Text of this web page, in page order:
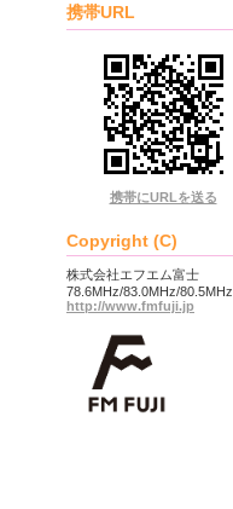
携帯URL
携帯にURLを送る
Copyright (C)
株式会社エフエム富士
78.6MHz/83.0MHz/80.5MHz
http://www.fmfuji.jp